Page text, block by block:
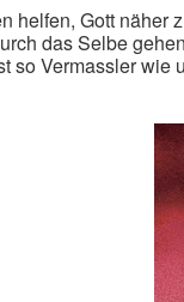
helfen, Gott näher
das Selbe
so Vermassler wie